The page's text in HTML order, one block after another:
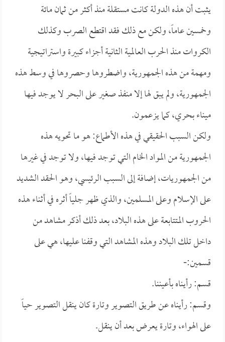
يثبت أن هذه الدولة كانت مستقلة منذ أكثر من ثمان مائة
وخمسين عاماً، ولكن مع ذلك فقد اقتطع الصرب وكذلك
الكروات منذ الحرب العالمية الثانية أجزاء كبيرة واستراتيجية
ومهمة من هذه الجمهورية، واضطروها وحصروها في وسط هذه
الجمهورية، ولم يبق لها إلا منفذ صغير على البحر لا يوجد فيها
ميناء بحري، كما يزعمون.
ولكن السبب الحقيقي في هذه الأطماع: هو ما تحويه هذه
الجمهورية من المواد الخام التي توجد فيها، ولا توجد في غيرها
من الجمهوريات، إضافة إلى السبب الرئيسي، وهو الحقد الشديد
على الإسلام وعلى المسلمين، والذي ظهر جلياً أثره في أثناء هذه
الحروب المتتابعة على هذه البلاد، بعد ذلك أذكر مشاهد من
داخل تلك البلاد وهذه المشاهد التي وقفنا عليها، هي على
قسمين:-
قسم: رأيناه بأعيننا.
وقسم: رأيناه عن طريق التصوير وتارة كان ينقل التصوير حياً
على الهواء، وتارة يعرض بعد أن ينقل.